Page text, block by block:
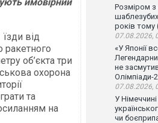
від
ракетного
об’єкта три
охорона
та
на
Розміром з
років тому
07.08.2026,
«У Японії
не
Олімпіади-
07.08.2026,
У
чи